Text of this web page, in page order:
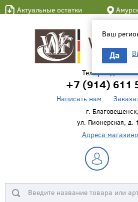
Актуальные остатки
Ваш
Да
Телефон для
+7 (914) 611
Написать нам
г. Благовещенск,
ул. Пионерская, д.
Адреса